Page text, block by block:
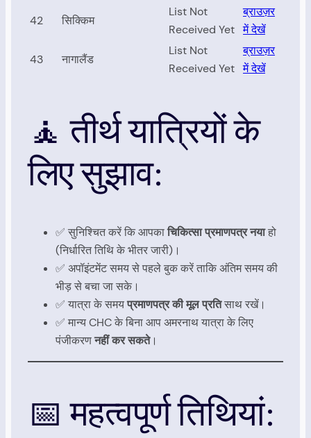
42 सिक्किम
List Not
Received Yet
ब्राउज़र
में देखें
43 नागालैंड
List Not
Received Yet
ब्राउज़र
में देखें
🧘 तीर्थ यात्रियों के
लिए सुझाव:
✅ सुनिश्चित करें कि आपकाचिकित्सा प्रमाणपत्र नयाहो
(निर्धारित तिथि के भीतर जारी)।
✅ अपॉइंटमेंट समय से पहले बुक करें ताकि अंतिम समय की
भीड़ से बचा जा सके।
✅ यात्रा के समयप्रमाणपत्र की मूल प्रतिसाथ रखें।
✅ मान्य CHC के बिना आप अमरनाथ यात्रा के लिए
पंजीकरणनहीं कर सकते।
📅 महत्वपूर्ण तिथियां: